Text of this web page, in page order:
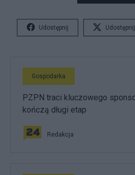
Udostępnij Udostępnij
Gospodarka
PZPN traci kluczowego
kończą długi etap
Redakcja